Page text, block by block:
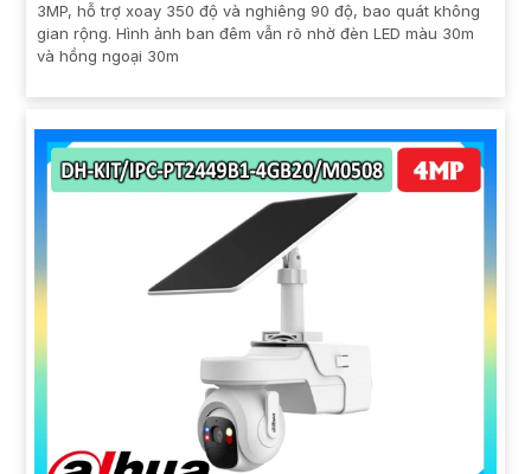
3MP, hỗ trợ xoay 350 độ và nghiêng 90 độ, bao quát không
gian rộng. Hình ảnh ban đêm vẫn rõ nhờ đèn LED màu 30m
và hồng ngoại 30m